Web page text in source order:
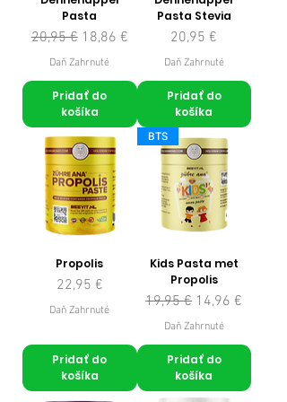
Pasta
Normálna cena
20,95 € Zľavnená cena
18,86 €
Daň Zahrnuté
Pridať do
košíka
Pasta Stevia
Cena
20,95 €
Daň Zahrnuté
Pridať do
košíka
Propolis
Cena
22,95 €
Daň Zahrnuté
Pridať do
košíka
BTS
Kids Pasta met
Propolis
Normálna cena
19,95 € Zľavnená cena
14,96 €
Daň Zahrnuté
Pridať do
košíka